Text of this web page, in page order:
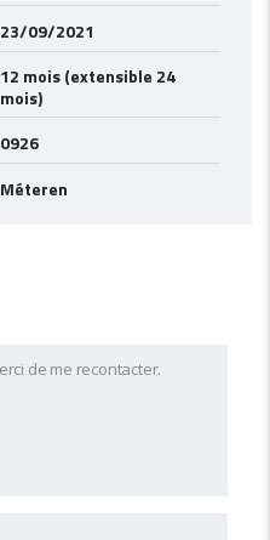
23/09/2021
12 mois (extensible 24
mois)
0926
Méteren